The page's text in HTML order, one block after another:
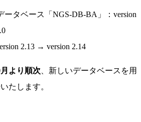
ータベース「NGS-DB-BA」：version
2.13 → version 2.14
より順次 、新しいデータベースを用
たします。